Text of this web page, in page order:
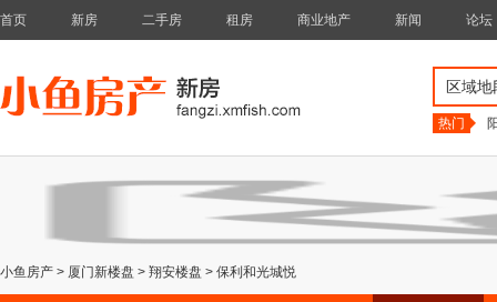
首页 新房 二手房 租房 商业地产 新闻 论坛
区域地
热门
小鱼房产 > 厦门新楼盘 > 翔安楼盘 > 保利和光城悦